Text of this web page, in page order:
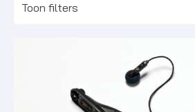
Toon filters